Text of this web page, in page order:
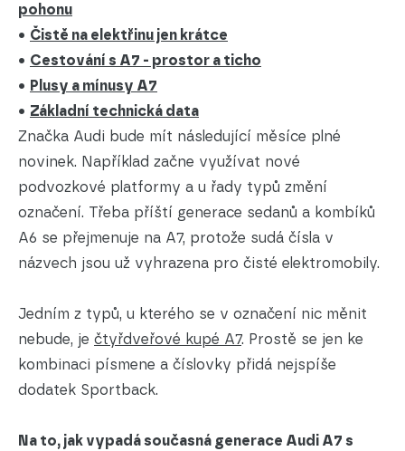
pohonu
• Čistě na elektřinu jen krátce
• Cestování s A7 - prostor a ticho
• Plusy a mínusy A7
• Základní technická data
Značka Audi bude mít následující měsíce plné
novinek. Například začne využívat nové
podvozkové platformy a u řady typů změní
označení. Třeba příští generace sedanů a kombíků
A6 se přejmenuje na A7, protože sudá čísla v
názvech jsou už vyhrazena pro čisté elektromobily.
Jedním z typů, u kterého se v označení nic měnit
nebude, je čtyřdveřové kupé A7. Prostě se jen ke
kombinaci písmene a číslovky přidá nejspíše
dodatek Sportback.
Na to, jak vypadá současná generace Audi A7 s